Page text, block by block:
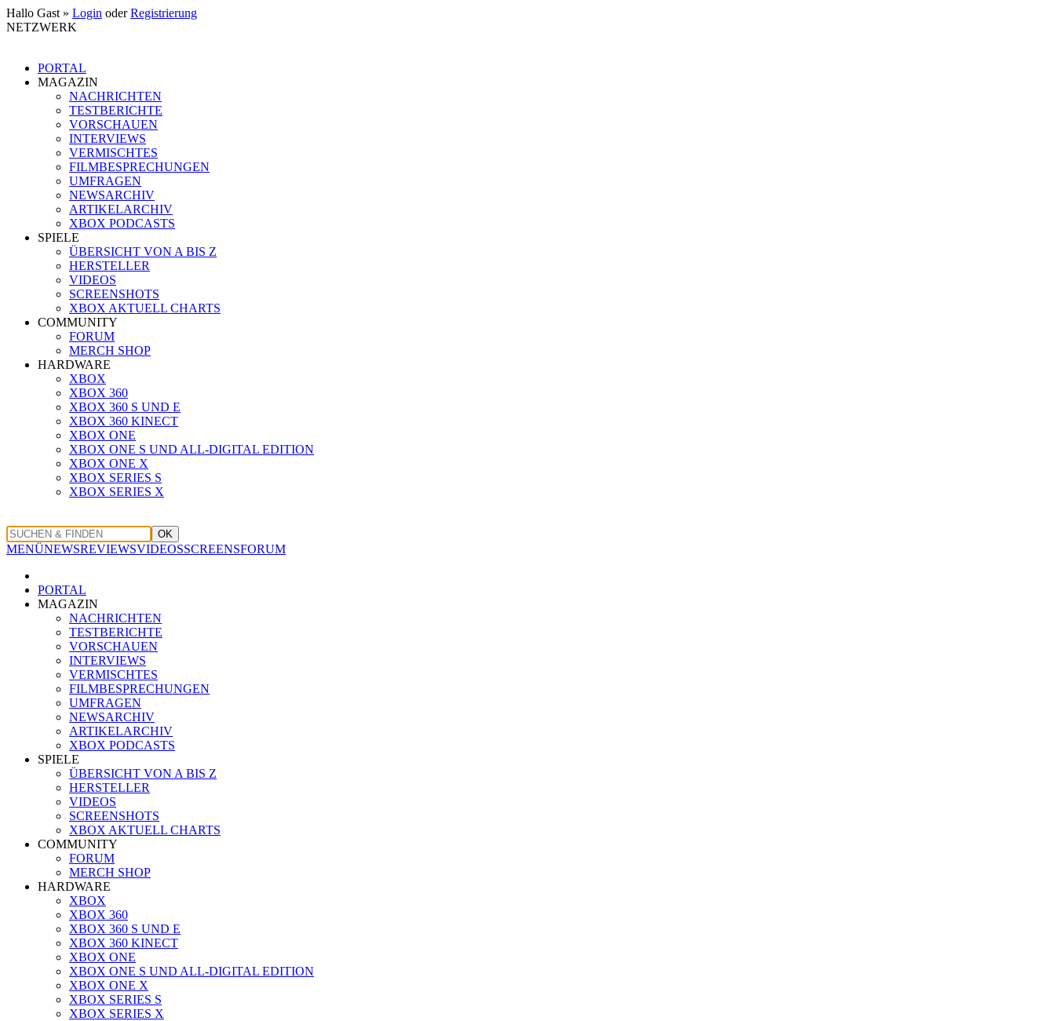
Hallo Gast » Login oderRegistrierung
NETZWERK
PORTAL
MAGAZIN
NACHRICHTEN
TESTBERICHTE
VORSCHAUEN
INTERVIEWS
VERMISCHTES
FILMBESPRECHUNGEN
UMFRAGEN
NEWSARCHIV
ARTIKELARCHIV
XBOX PODCASTS
SPIELE
ÜBERSICHT VON A BIS Z
HERSTELLER
VIDEOS
SCREENSHOTS
XBOX AKTUELL CHARTS
COMMUNITY
FORUM
MERCH SHOP
HARDWARE
XBOX
XBOX 360
XBOX 360 S UND E
XBOX 360 KINECT
XBOX ONE
XBOX ONE S UND ALL-DIGITAL EDITION
XBOX ONE X
XBOX SERIES S
XBOX SERIES X
OK
MENÜNEWSREVIEWSVIDEOSSCREENSFORUM
PORTAL
MAGAZIN
NACHRICHTEN
TESTBERICHTE
VORSCHAUEN
INTERVIEWS
VERMISCHTES
FILMBESPRECHUNGEN
UMFRAGEN
NEWSARCHIV
ARTIKELARCHIV
XBOX PODCASTS
SPIELE
ÜBERSICHT VON A BIS Z
HERSTELLER
VIDEOS
SCREENSHOTS
XBOX AKTUELL CHARTS
COMMUNITY
FORUM
MERCH SHOP
HARDWARE
XBOX
XBOX 360
XBOX 360 S UND E
XBOX 360 KINECT
XBOX ONE
XBOX ONE S UND ALL-DIGITAL EDITION
XBOX ONE X
XBOX SERIES S
XBOX SERIES X